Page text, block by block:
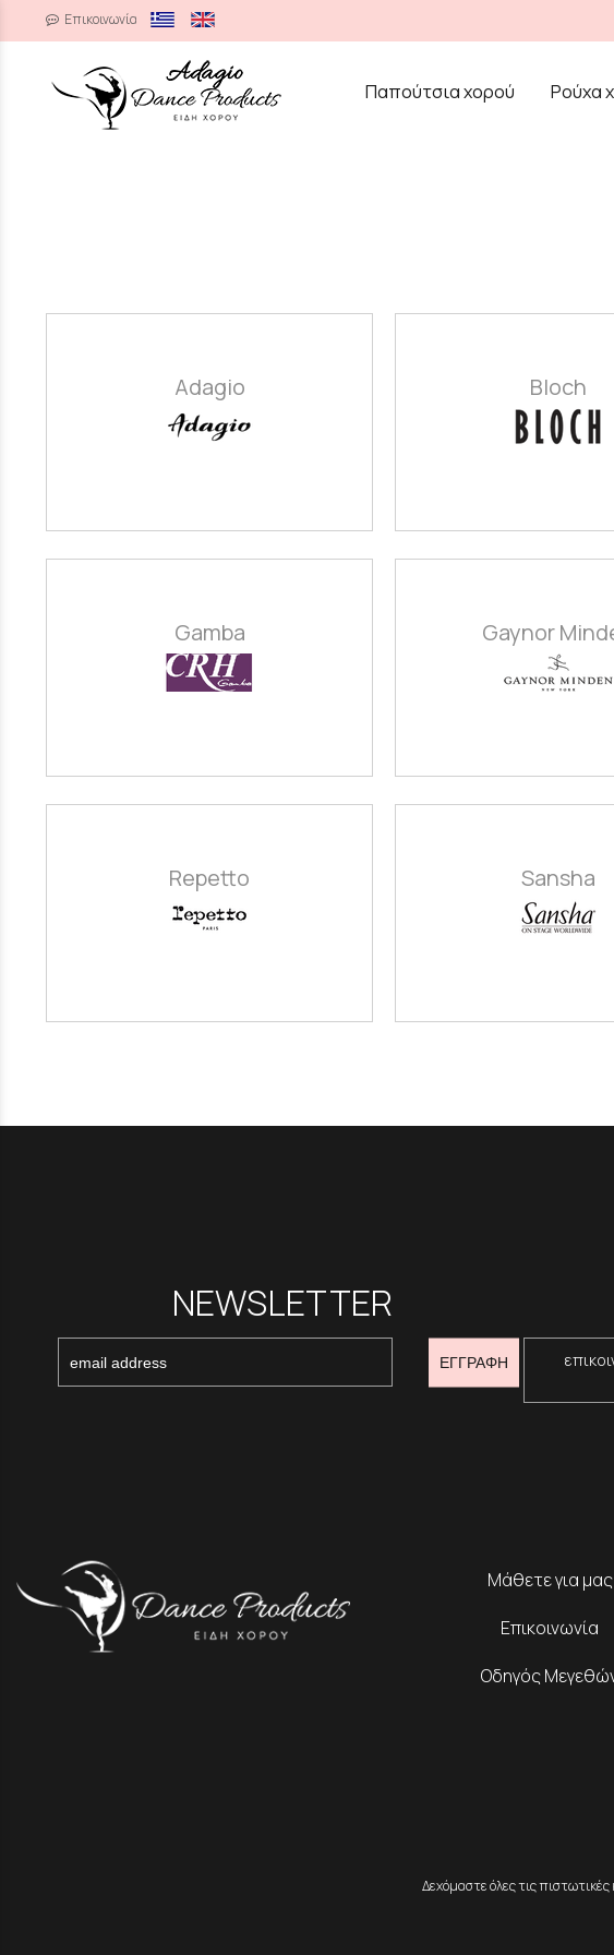
Επικοινωνία
Παπούτσια χορού
Ρούχα
Adagio Bloch
Gamba
Gaynor
Repetto Sansha
NEWSLETTER
ΕΓΓΡΑΦΗ
Μάθετε για μας
Επικοινωνία
Οδηγός
Δεχόμαστε όλες τις πιστωτικές